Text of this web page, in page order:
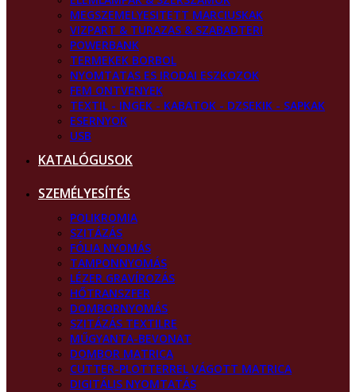
MEGSZEMELYESITETT MARCIUSKAK
VIZPART & TURAZAS & SZABADTERI
POWERBANK
TERMEKEK BORBOL
NYOMTATAS ES IRODAI ESZKOZOK
FEM ONTVENYEK
TEXTIL - INGEK - KABATOK - DZSEKIK - SAPKAK
ESERNYOK
USB
KATALÓGUSOK
SZEMÉLYESÍTÉS
POLIKROMIA
SZITÁZÁS
FÓLIA NYOMÁS
TAMPONNYOMÁS
LÉZER GRAVÍROZÁS
HŐTRANSZFER
DOMBORNYOMÁS
SZITÁZÁS TEXTILRE
MŰGYANTA-BEVONAT
DOMBOR MATRICA
CUTTER-PLOTTERREL VÁGOTT MATRICA
DIGITÁLIS NYOMTATÁS